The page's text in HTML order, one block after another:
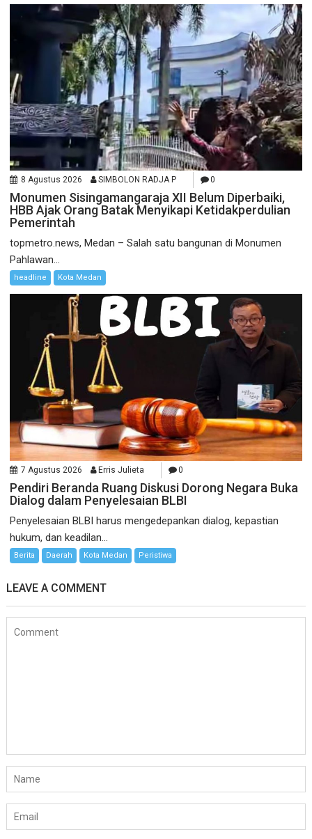
8 Agustus 2026 SIMBOLON RADJA P 0
Monumen Sisingamangaraja XII Belum Diperbaiki,
HBB Ajak Orang Batak Menyikapi Ketidakperdulian
Pemerintah
topmetro.news, Medan – Salah satu bangunan di Monumen
Pahlawan...
headline Kota Medan
7 Agustus 2026 Erris Julieta 0
Pendiri Beranda Ruang Diskusi Dorong Negara Buka
Dialog dalam Penyelesaian BLBI
Penyelesaian BLBI harus mengedepankan dialog, kepastian
hukum, dan keadilan...
Berita Daerah Kota Medan Peristiwa
LEAVE A COMMENT